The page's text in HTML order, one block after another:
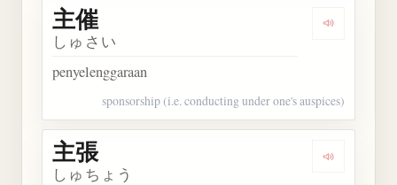
Dengarkan
主催
しゅさい
penyelenggaraan
sponsorship (i.e. conducting under one's auspices)
Dengarkan
主張
しゅちょう